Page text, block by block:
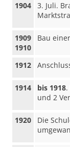
1904
3. Juli.
1909
1910
Bau
1912
1914 bis 1918
und 2
1920
Die